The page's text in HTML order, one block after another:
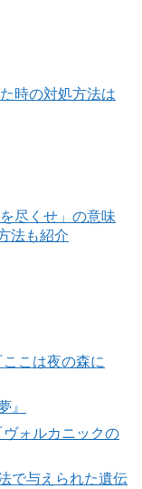
時の対処方法は
尽くせ」の意味
法も紹介
こは夜の森に
』
ォルカニックの
で与えられた遺伝